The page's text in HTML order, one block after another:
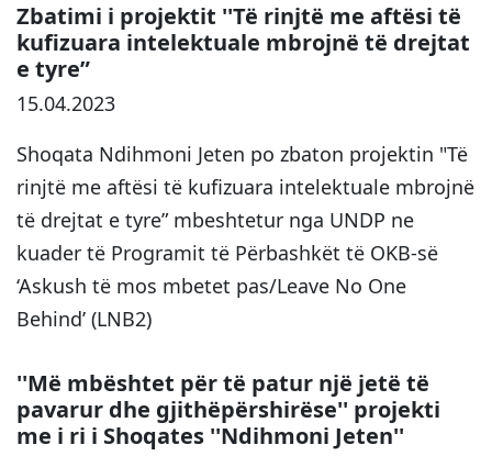
Zbatimi i projektit ''Të rinjtë me aftësi të
kufizuara intelektuale mbrojnë të drejtat
e tyre”
15.04.2023
Shoqata Ndihmoni Jeten po zbaton projektin "Të
rinjtë me aftësi të kufizuara intelektuale mbrojnë
të drejtat e tyre” mbeshtetur nga UNDP ne
kuader të Programit të Përbashkët të OKB-së
‘Askush të mos mbetet pas/Leave No One
Behind’ (LNB2)
''Më mbështet për të patur një jetë të
pavarur dhe gjithëpërshirëse'' projekti
me i ri i Shoqates ''Ndihmoni Jeten''